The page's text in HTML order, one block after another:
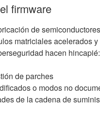
firmware
de
matriciales acelerados
hacen hincapié:
de parches
o modos no
de la cadena de